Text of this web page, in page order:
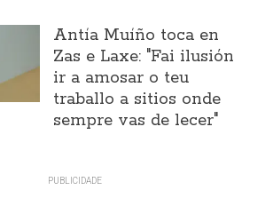
Antía Muíño toca en
Zas e Laxe: "Fai ilusión
ir a amosar o teu
traballo a sitios onde
sempre vas de lecer"